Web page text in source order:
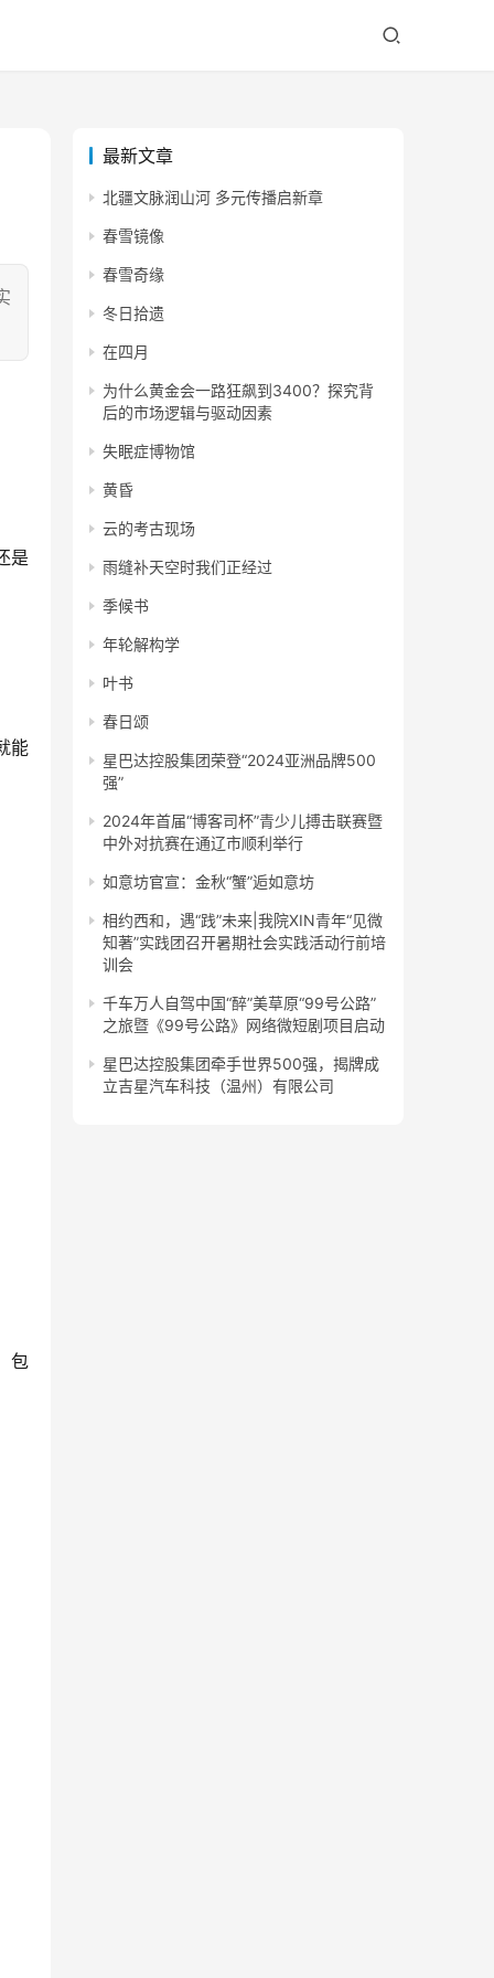
是
能
包
最新文章
北疆文脉润山河 多元传播启新章
春雪镜像
春雪奇缘
冬日拾遗
在四月
为什么黄金会一路狂飙到3400？探究背
后的市场逻辑与驱动因素
失眠症博物馆
黄昏
云的考古现场
雨缝补天空时我们正经过
季候书
年轮解构学
叶书
春日颂
星巴达控股集团荣登“2024亚洲品牌500
强”
2024年首届“博客司杯”青少儿搏击联赛暨
中外对抗赛在通辽市顺利举行
如意坊官宣：金秋“蟹”逅如意坊
相约西和，遇“践”未来|我院XIN青年“见微
知著”实践团召开暑期社会实践活动行前培
训会
千车万人自驾中国“醉”美草原“99号公路”
之旅暨《99号公路》网络微短剧项目启动
星巴达控股集团牵手世界500强，揭牌成
立吉星汽车科技（温州）有限公司